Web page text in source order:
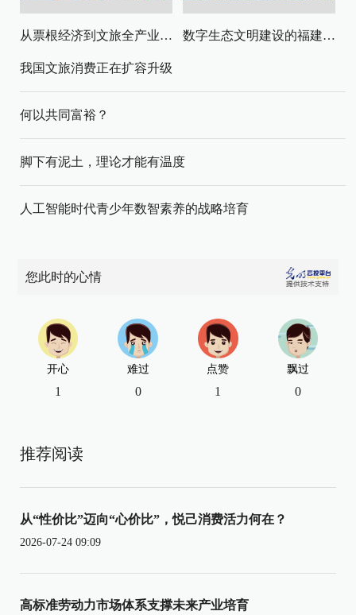
从票根经济到文旅全产业链升级 数字生态文明建设的福建路径与启示
我国文旅消费正在扩容升级
何以共同富裕？
脚下有泥土，理论才能有温度
人工智能时代青少年数智素养的战略培育
您此时的心情
开心
1
难过
0
点赞
1
飘过
0
推荐阅读
从“性价比”迈向“心价比”，悦己消费活力何在？
2026-07-24 09:09
高标准劳动力市场体系支撑未来产业培育